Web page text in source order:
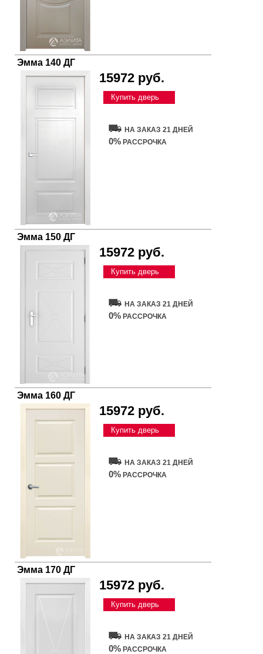
Эмма 140 ДГ
15972 руб.
Купить дверь
НА ЗАКАЗ 21 ДНЕЙ
0% РАССРОЧКА
Эмма 150 ДГ
15972 руб.
Купить дверь
НА ЗАКАЗ 21 ДНЕЙ
0% РАССРОЧКА
Эмма 160 ДГ
15972 руб.
Купить дверь
НА ЗАКАЗ 21 ДНЕЙ
0% РАССРОЧКА
Эмма 170 ДГ
15972 руб.
Купить дверь
НА ЗАКАЗ 21 ДНЕЙ
0% РАССРОЧКА